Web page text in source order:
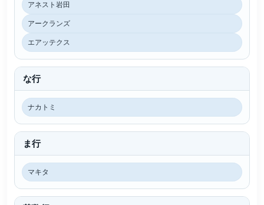
アネスト岩田
アークランズ
エアッテクス
な行
ナカトミ
ま行
マキタ